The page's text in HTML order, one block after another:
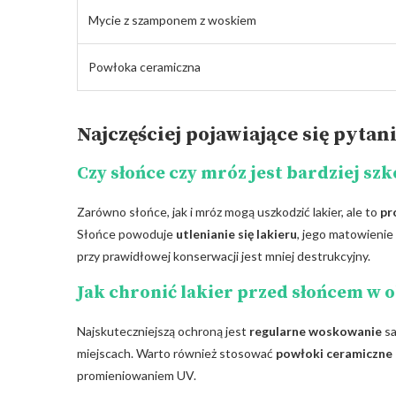
Mycie z szamponem z woskiem
Powłoka‌ ceramiczna
Najczęściej pojawiające się
Czy słońce⁤ czy mróz jest bardziej⁤
Zarówno słońce, jak i ‌mróz mogą⁣ uszkodzić‌ lakier, ale to
Słońce powoduje utlenianie się lakieru, jego matowienie
przy ⁣prawidłowej konserwacji jest mniej destrukcyjny.
Jak chronić lakier przed‌ słońcem w
Najskuteczniejszą ochroną jest regularne woskowanie
miejscach. Warto‌ również‌ stosować powłoki ‌ceramiczne
promieniowaniem UV.